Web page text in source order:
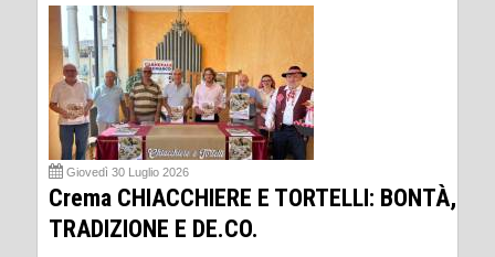
Giovedì 30 Luglio 2026
Crema CHIACCHIERE E TORTELLI: BONTÀ,
TRADIZIONE E DE.CO.